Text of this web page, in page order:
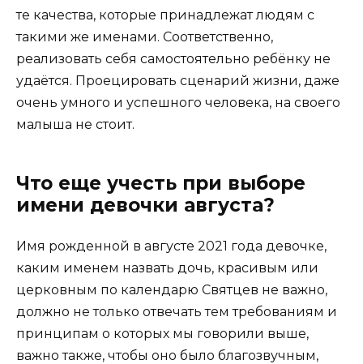
те качества, которые принадлежат людям с
такими же именами. Соответственно,
реализовать себя самостоятельно ребёнку не
удаётся. Проецировать сценарий жизни, даже
очень умного и успешного человека, на своего
малыша не стоит.
Что еще учесть при выборе
имени девочки августа?
Имя рожденной в августе 2021 года девочке,
каким именем назвать дочь, красивым или
церковным по календарю Святцев не важно,
должно не только отвечать тем требованиям и
принципам о которых мы говорили выше,
важно также, чтобы оно было благозвучным,